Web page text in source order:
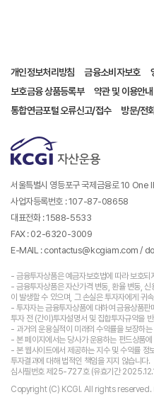
개인정보처리방침 금융소비자보호
보호금융 상품등록부
약관 및 이용안내
통합연금포털 오류신고/접수
방문/전
서울특별시 영등포구 국제금융로 10 One
사업자등록번호 : 107-87-08658
대표전화 : 1588-5533
FAX : 02-6320-3009
E-MAIL : contactus@kcgiam.com /
- 금융투자상품은 예금자보호법에 따라 보호되
- 금융투자상품은 자산가격 변동, 환율 변동,
이 발생할 수 있으며, 그 손실은 투자자에게 귀
- 투자자는 금융투자상품에 대하여 금융상품판
투자 전 (간이)투자설명서 및 집합투자규약을
- 과거의 운용실적이 미래의 수익률을 보장하는
- 본 페이지에서는 당사가 운용하는 펀드상품
- 본 웹사이트에서 제공하는 지수 및 수익률 정
투자결과에 대해 법적인 책임을 지지 않습니다.
심사필번호 제25-727호 (유효기간
Copyright (C) KCGI. All rights reserved.